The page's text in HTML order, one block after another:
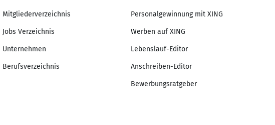
Mitgliederverzeichnis
Jobs Verzeichnis
Unternehmen
Berufsverzeichnis
Personalgewinnung mit XING
Werben auf XING
Lebenslauf-Editor
Anschreiben-Editor
Bewerbungsratgeber